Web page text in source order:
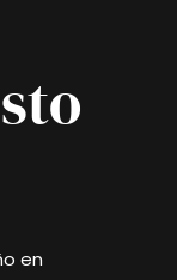
en